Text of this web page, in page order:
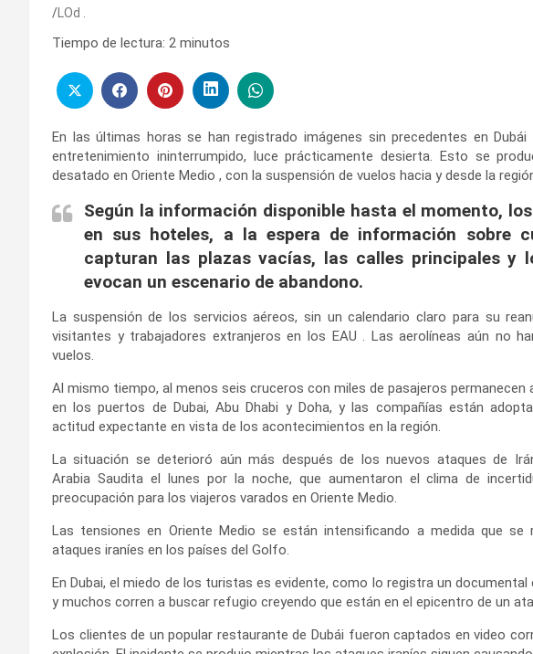
LOd .
Tiempo de lectura: 2 minutos
En las últimas horas se han registrado imágenes sin precedentes en
entretenimiento ininterrumpido, luce prácticamente desierta. Esto se
desatado en Oriente Medio , con la suspensión de vuelos hacia y desde la
Según la información disponible hasta el momento,
en sus hoteles, a la espera de información sobre
capturan las plazas vacías, las calles principales y
evocan un escenario de abandono.
La suspensión de los servicios aéreos, sin un calendario claro para su
visitantes y trabajadores extranjeros en los EAU . Las aerolíneas aún no
vuelos.
Al mismo tiempo, al menos seis cruceros con miles de pasajeros permanecen
en los puertos de Dubai, Abu Dhabi y Doha, y las compañías están
actitud expectante en vista de los acontecimientos en la región.
La situación se deterioró aún más después de los nuevos ataques de
Arabia Saudita el lunes por la noche, que aumentaron el clima de
preocupación para los viajeros varados en Oriente Medio.
Las tensiones en Oriente Medio se están intensificando a medida que se
ataques iraníes en los países del Golfo.
En Dubai, el miedo de los turistas es evidente, como lo registra un documental
y muchos corren a buscar refugio creyendo que están en el epicentro de un
Los clientes de un popular restaurante de Dubái fueron captados en video